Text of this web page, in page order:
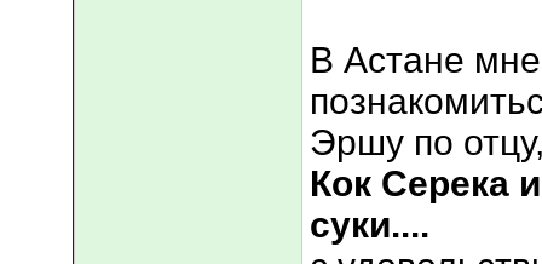
В Астане
Эршу по
Кок Серека
суки....